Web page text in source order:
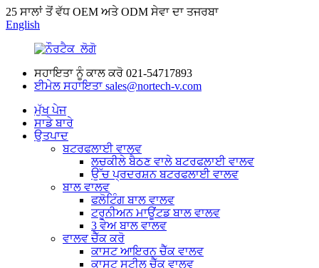
25 ਸਾਲਾਂ ਤੋਂ ਵੱਧ OEM ਅਤੇ ODM ਸੇਵਾ ਦਾ ਤਜਰਬਾ
English
ਸਹਾਇਤਾ ਨੂੰ ਕਾਲ ਕਰੋ 021-54717893
ਈਮੇਲ ਸਹਾਇਤਾ sales@nortech-v.com
ਮੁੱਖ ਪੇਜ
ਸਾਡੇ ਬਾਰੇ
ਉਤਪਾਦ
ਬਟਰਫਲਾਈ ਵਾਲਵ
ਲਚਕੀਲੇ ਬੈਠਣ ਵਾਲੇ ਬਟਰਫਲਾਈ ਵਾਲਵ
ਉੱਚ ਪ੍ਰਦਰਸ਼ਨ ਬਟਰਫਲਾਈ ਵਾਲਵ
ਬਾਲ ਵਾਲਵ
ਫਲੋਟਿੰਗ ਬਾਲ ਵਾਲਵ
ਟਰੂਨੀਅਨ ਮਾਊਂਟਡ ਬਾਲ ਵਾਲਵ
3 ਵੇਅ ਬਾਲ ਵਾਲਵ
ਵਾਲਵ ਚੈੱਕ ਕਰੋ
ਕਾਸਟ ਆਇਰਨ ਚੈੱਕ ਵਾਲਵ
ਕਾਸਟ ਸਟੀਲ ਚੈੱਕ ਵਾਲਵ